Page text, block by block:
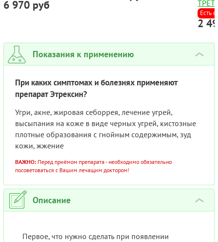
6 970 руб
ГЕЛЬ
Есть
2
Показания к применению ›
При каких симптомах и болезнях применяют
препарат Этрексин?
Угри, акне, жировая себоррея, лечение угрей,
высыпания на коже в виде черных угрей, кистозные
плотные образования с гнойным содержимым, зуд
кожи, жжение
ВАЖНО: Перед приёмом препарата - необходимо обязательно
посоветоваться с Вашим лечащим доктором!
Описание ›
Первое, что нужно сделать при появлении